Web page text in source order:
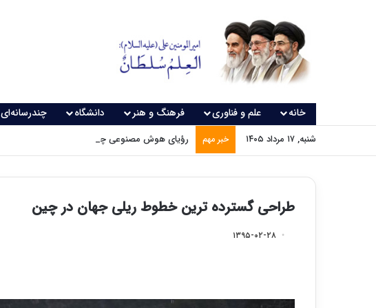
خانه علم و فناوری فرهنگ و هنر دانشگاه چندرسانه‌ای
شنبه, ۱۷ مرداد ۱۴۰۵ خبر مهم رؤیای هوش مصنوعی چه زمانی واقعی می‌شود؟
طراحی گسترده ترین خطوط ریلی جهان در چین
۱۳۹۵-۰۲-۲۸